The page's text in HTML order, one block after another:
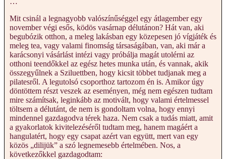
Mit csinál a legnagyobb valószínűséggel egy átlagember egy
november végi esős, ködös vasárnap délutánon? Hát van, aki
begubózik otthon, a meleg lakásban egy közepesen jó vígjáték és
meleg tea, vagy valami finomság társaságában, van, aki már a
karácsonyi vásárlást intézi vagy próbálja magát utolérni az
otthoni teendőkkel az egész hetes munka után, és vannak, akik
összegyűlnek a Sziluettben, hogy kicsit többet tudjanak meg a
pilatesről. A legutolsó csoporthoz tartozom én is. Amikor úgy
döntöttem részt veszek az eseményen, még nem egészen tudtam
mire számítsak, leginkább az motivált, hogy valami értelmessel
töltsem a délutánt, de nem is gondoltam volna, hogy ennyi
mindennel gazdagodva térek haza. Nem csak a tudás miatt, amit
a gyakorlatok kivitelezéséről tudtam meg, hanem magáért a
hangulatért, hogy egy csapat azért van együtt, mert van egy
közös „dilijük” a szó legnemesebb értelmében. Nos, a
következőkkel gazdagodtam: